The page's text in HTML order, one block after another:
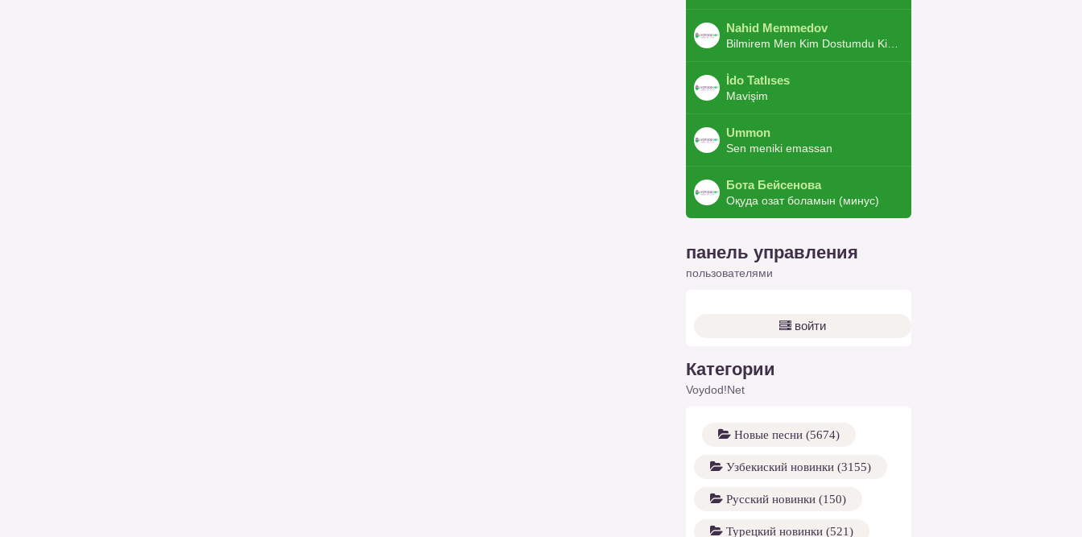
Nahid Memmedov
İdo Tatlıses
Mavişim
Ummon
Sen meniki emassan
Бота Бейсенова
Оқуда озат боламын (минус)
панель управления
пользователями
войти
Категории
Voydod!Net
Новые песни (5674)
Узбекиский новинки (3155)
Русский новинки (150)
Турецкий новинки (521)